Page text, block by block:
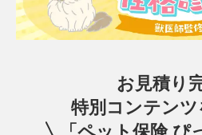
お見積り
特別コンテンツ